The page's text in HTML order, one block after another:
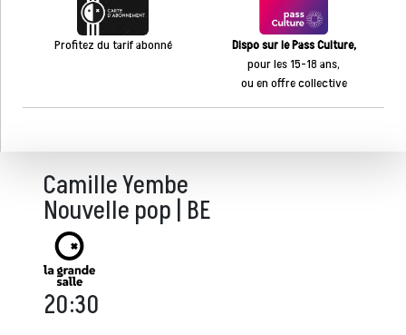
Profitez du tarif abonné
Dispo sur le Pass Culture,
pour les 15-18 ans,
ou en offre collective
Camille Yembe
Nouvelle pop | BE
20:30